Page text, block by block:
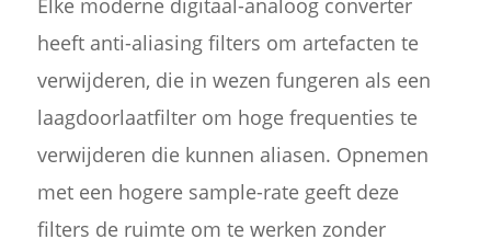
heeft anti-aliasing filters om artefacten te
verwijderen, die in wezen fungeren als een
laagdoorlaatfilter om hoge frequenties te
verwijderen die kunnen aliasen. Opnemen
met een hogere sample-rate geeft deze
filters de ruimte om te werken zonder